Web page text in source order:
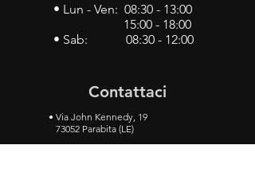
• Lun - Ven: 08:30 - 13:00
15:00 - 18:00
• Sab: 08:30 - 12:00
Contattaci
• Via John Kennedy, 19
73052 Parabita (LE)